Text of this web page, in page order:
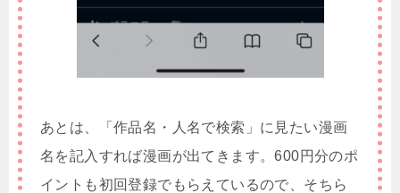
あとは、「作品名・人名で検索」に見たい漫画
名を記入すれば漫画が出てきます。600円分のポ
イントも初回登録でもらえているので、そちら